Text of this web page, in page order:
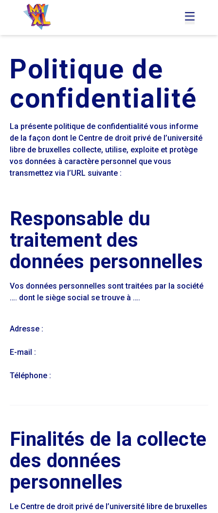
accueil
menu
Politique de
confidentialité
La présente politique de confidentialité vous informe
de la façon dont le Centre de droit privé de l’université
libre de bruxelles collecte, utilise, exploite et protège
vos données à caractère personnel que vous
transmettez via l’URL suivante :
Responsable du
traitement des
données personnelles
Vos données personnelles sont traitées par la société
…. dont le siège social se trouve à ….
Adresse :
E-mail :
Téléphone :
Finalités de la collecte
des données
personnelles
Le Centre de droit privé de l’université libre de bruxelles